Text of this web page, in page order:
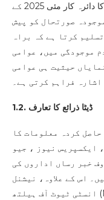
سرگرمی کو متاثر کرتے ہیں۔ اس تجزیے کا دائرہ کار مئی 2025 کے
صورتحال کو پیش
کرتا ہے کہ براہ
موجودگی میں، عوامی
حیثیت ہی عوامی
فراہم کرتی ہے۔
1.2. ڈیٹا ذرائع کا تعارف
کردہ معلومات کا
ایکسپریس نیوز ، جیو
خبر رساں اداروں کی
اس کے علاوہ، نیشنل
انسٹی ٹیوٹ آف ہیلتھ (NIH) کی آفیشل ویب سائٹ سے حاصل کردہ